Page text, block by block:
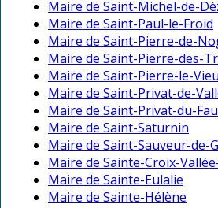
Maire de Saint-Michel-de-
Maire de Saint-Paul-le-Froid
Maire de Saint-Pierre-de-
Maire de Saint-Pierre-des-
Maire de Saint-Pierre-le-
Maire de Saint-Privat-de-
Maire de Saint-Privat-du-Fau
Maire de Saint-Saturnin
Maire de Saint-Sauveur-de-
Maire de Sainte-Croix-
Maire de Sainte-Eulalie
Maire de Sainte-Hélène